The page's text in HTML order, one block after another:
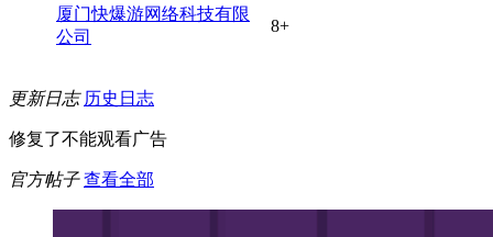
厦门快爆游网络科技有限
公司
8+
更新日志 历史日志
修复了不能观看广告
官方帖子 查看全部